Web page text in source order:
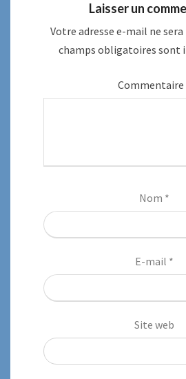
Laisser un
Votre adresse e-mail ne sera
champs obligatoires sont
Commentaire
Nom *
E-mail *
Site web